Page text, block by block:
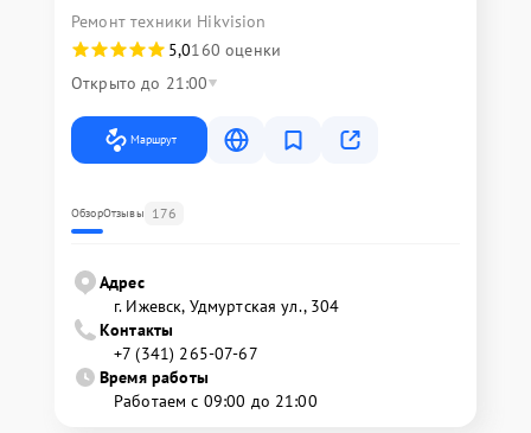
Ремонт техники Hikvision
5,0160 оценки
Открыто до 21:00
Маршрут
ОбзорОтзывы 176
Адрес
г. Ижевск, Удмуртская ул., 304
Контакты
+7 (341) 265-07-67
Время работы
Работаем с 09:00 до 21:00